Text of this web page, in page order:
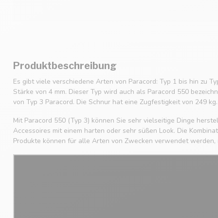
Produktbeschreibung
Es gibt viele verschiedene Arten von Paracord: Typ 1 bis hin zu
Stärke von 4 mm. Dieser Typ wird auch als Paracord 550
von Typ 3 Paracord. Die Schnur hat eine Zugfestigkeit von 249 kg.
Mit Paracord 550 (Typ 3) können Sie sehr vielseitige Dinge
Accessoires mit einem harten oder sehr süßen Look. Die
Produkte können für alle Arten von Zwecken verwendet